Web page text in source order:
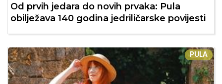
Od prvih jedara do novih prvaka: Pula
obilježava 140 godina jedriličarske povijesti
PULA